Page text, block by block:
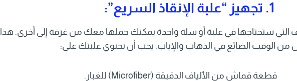
1. تجهيز “علبة الإنقاذ السريع”:
التي ستحتاجها في علبة أو سلة واحدة يمكنك حملها معك من غرفة إلى أخرى. هذا
من الوقت الضائع في الذهاب والإياب. يجب أن تحتوي علبتك على:
قطعة قماش من الألياف الدقيقة (Microfiber) للغبار.